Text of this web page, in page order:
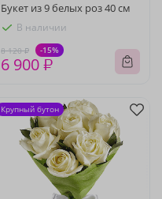
Букет из 9 белых роз 40 см
В наличии
8 120 ₽ -15%
6 900 ₽
Крупный бутон